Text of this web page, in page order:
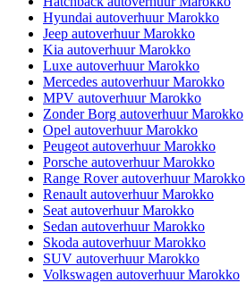
Hyundai autoverhuur Marokko
Jeep autoverhuur Marokko
Kia autoverhuur Marokko
Luxe autoverhuur Marokko
Mercedes autoverhuur Marokko
MPV autoverhuur Marokko
Zonder Borg autoverhuur Marokko
Opel autoverhuur Marokko
Peugeot autoverhuur Marokko
Porsche autoverhuur Marokko
Range Rover autoverhuur Marokko
Renault autoverhuur Marokko
Seat autoverhuur Marokko
Sedan autoverhuur Marokko
Skoda autoverhuur Marokko
SUV autoverhuur Marokko
Volkswagen autoverhuur Marokko